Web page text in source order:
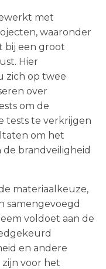
met
waaronder
bij een groot
Hier
zich op twee
over
om de
tests te verkrijgen
om het
brandveiligheid
materiaalkeuze,
samengevoegd
voldoet aan de
en andere
voor het